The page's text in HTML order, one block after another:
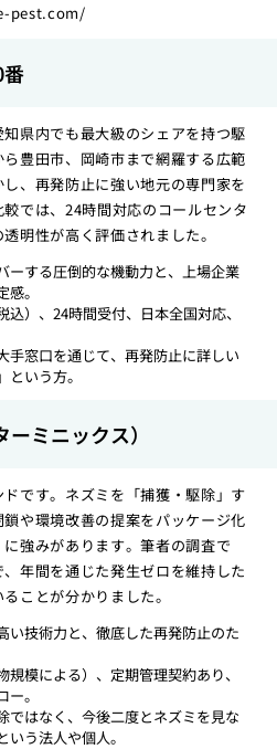
pest.com/
県内でも最大級のシェアを持つ駆
豊田市、岡崎市まで網羅する広範
、再発防止に強い地元の専門家を
では、24時間対応のコールセンタ
明性が高く評価されました。
ーする圧倒的な機動力と、上場企業
。
込）、24時間受付、日本全国対応、
手窓口を通じて、再発防止に詳しい
いう方。
ミニックス）
です。ネズミを「捕獲・駆除」す
や環境改善の提案をパッケージ化
強みがあります。筆者の調査で
年間を通じた発生ゼロを維持した
ことが分かりました。
い技術力と、徹底した再発防止のた
規模による）、定期管理契約あり、
。
ではなく、今後二度とネズミを見な
う法人や個人。